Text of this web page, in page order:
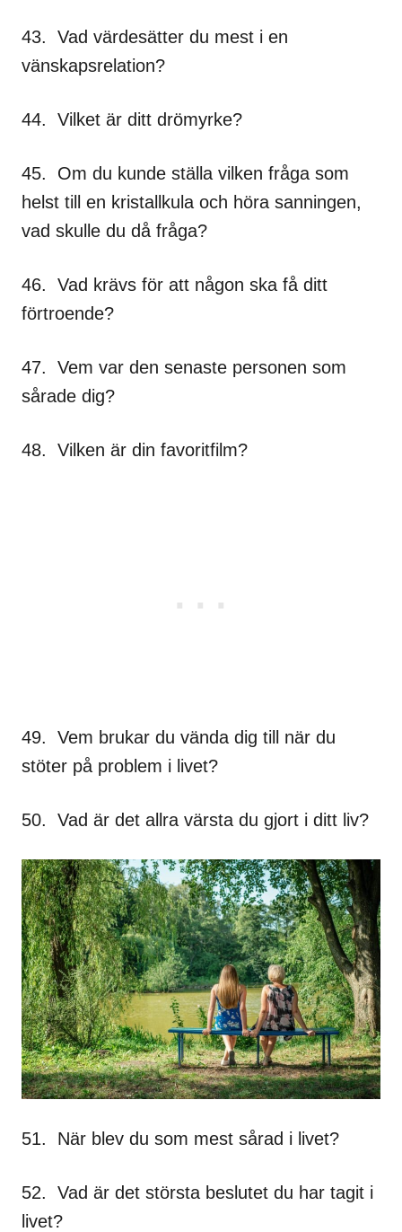
43. Vad värdesätter du mest i en
vänskapsrelation?
44. Vilket är ditt drömyrke?
45. Om du kunde ställa vilken fråga som
helst till en kristallkula och höra sanningen,
vad skulle du då fråga?
46. Vad krävs för att någon ska få ditt
förtroende?
47. Vem var den senaste personen som
sårade dig?
48. Vilken är din favoritfilm?
49. Vem brukar du vända dig till när du
stöter på problem i livet?
50. Vad är det allra värsta du gjort i ditt liv?
51. När blev du som mest sårad i livet?
52. Vad är det största beslutet du har tagit i
livet?